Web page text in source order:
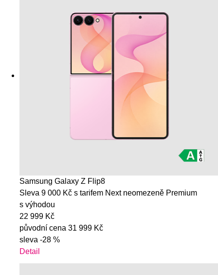
Samsung Galaxy Z Flip8
Sleva 9 000 Kč s tarifem Next neomezeně Premium
s výhodou
22 999 Kč
původní cena 31 999 Kč
sleva -28 %
Detail